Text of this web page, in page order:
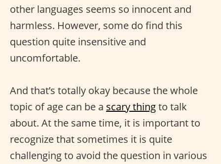
other languages seems so innocent and
harmless. However, some do find this
question quite insensitive and
uncomfortable.
And that’s totally okay because the whole
topic of age can be a scary thingto talk
about. At the same time, it is important to
recognize that sometimes it is quite
challenging to avoid the question in various